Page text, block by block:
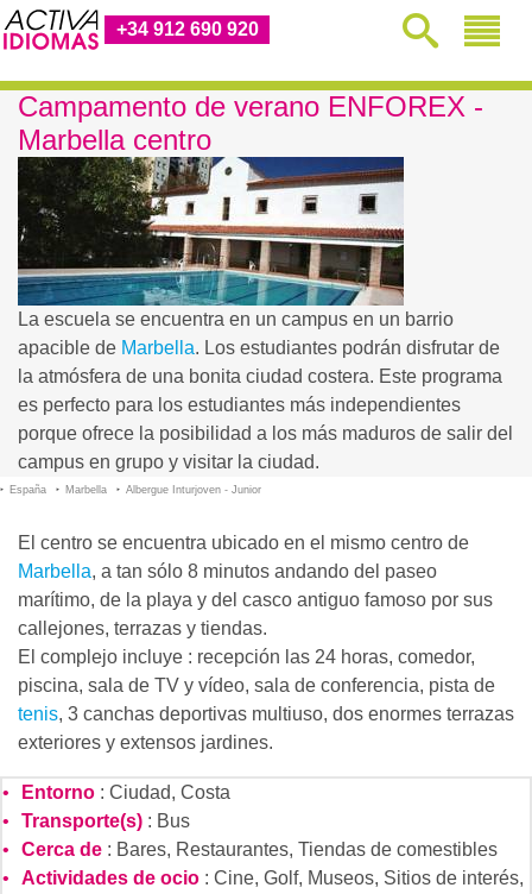
+34 912 690 920
Campamento de verano ENFOREX -
Marbella centro
La escuela se encuentra en un campus en un barrio
apacible de Marbella. Los estudiantes podrán disfrutar de
la atmósfera de una bonita ciudad costera. Este programa
es perfecto para los estudiantes más independientes
porque ofrece la posibilidad a los más maduros de salir del
campus en grupo y visitar la ciudad.
España Marbella Albergue Inturjoven - Junior
El centro se encuentra ubicado en el mismo centro de
Marbella, a tan sólo 8 minutos andando del paseo
marítimo, de la playa y del casco antiguo famoso por sus
callejones, terrazas y tiendas.
El complejo incluye : recepción las 24 horas, comedor,
piscina, sala de TV y vídeo, sala de conferencia, pista de
tenis, 3 canchas deportivas multiuso, dos enormes terrazas
exteriores y extensos jardines.
Entorno: Ciudad, Costa
Transporte(s): Bus
Cerca de: Bares, Restaurantes, Tiendas de comestibles
Actividades de ocio: Cine, Golf, Museos, Sitios de interés,